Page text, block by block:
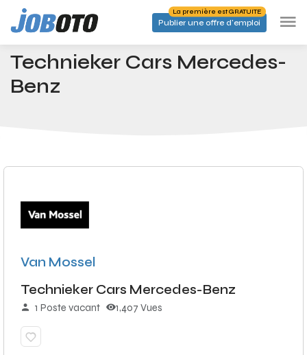
Skip to main content
Publier une offre d'emploi
La première est GRATUITE
Accueil Emplois Technieker Cars Mercedes-Benz
Technieker Cars Mercedes-
Benz
Van Mossel
Technieker Cars Mercedes-Benz
1 Poste vacant 1,407 Vues